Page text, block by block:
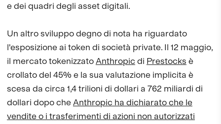
e dei quadri degli asset digitali.
Un altro sviluppo degno di nota ha riguardato
l'esposizione ai token di società private. Il 12 maggio,
il mercato tokenizzatoAnthropic di Prestocks è
crollato del 45% e la sua valutazione implicita è
scesa da circa 1,4 trilioni di dollari a 762 miliardi di
dollari dopo cheAnthropic ha dichiarato che le
vendite o i trasferimenti di azioni non autorizzati